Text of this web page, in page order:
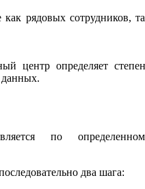
рядовых сотрудников,
центр определяет
данных.
по
два шага: